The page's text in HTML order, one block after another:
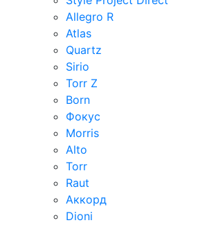
Allegro R
Atlas
Quartz
Sirio
Torr Z
Born
Фокус
Morris
Alto
Torr
Raut
Аккорд
Dioni